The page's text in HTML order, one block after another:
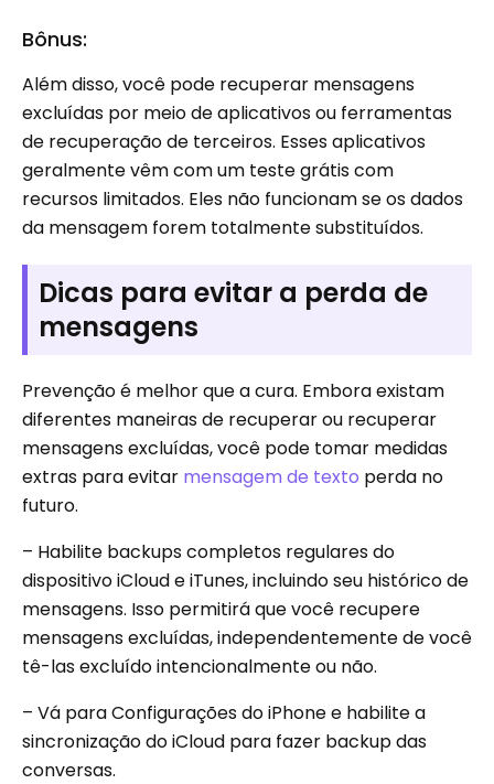
Bônus:
Além disso, você pode recuperar mensagens
excluídas por meio de aplicativos ou ferramentas
de recuperação de terceiros. Esses aplicativos
geralmente vêm com um teste grátis com
recursos limitados. Eles não funcionam se os dados
da mensagem forem totalmente substituídos.
Dicas para evitar a perda de
mensagens
Prevenção é melhor que a cura. Embora existam
diferentes maneiras de recuperar ou recuperar
mensagens excluídas, você pode tomar medidas
extras para evitar mensagem de texto perda no
futuro.
– Habilite backups completos regulares do
dispositivo iCloud e iTunes, incluindo seu histórico de
mensagens. Isso permitirá que você recupere
mensagens excluídas, independentemente de você
tê-las excluído intencionalmente ou não.
– Vá para Configurações do iPhone e habilite a
sincronização do iCloud para fazer backup das
conversas.